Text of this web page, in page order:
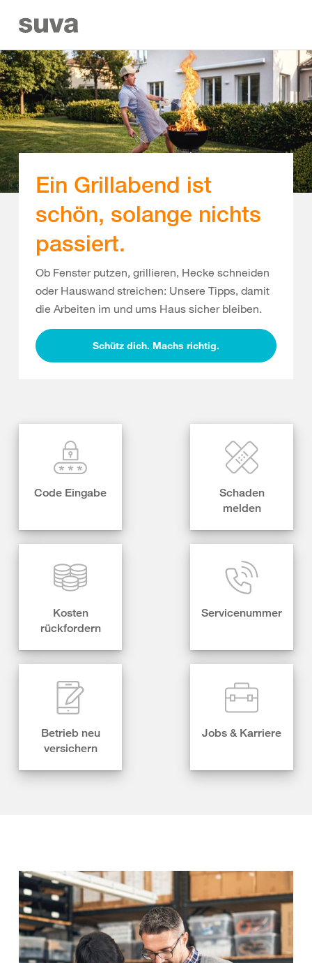
Ein Grillabend ist
schön, solange nichts
passiert.
Ob Fenster putzen, grillieren, Hecke schneiden
oder Hauswand streichen: Unsere Tipps, damit
die Arbeiten im und ums Haus sicher bleiben.
Schütz dich. Machs richtig.
Code Eingabe
Schaden
melden
Kosten
rückfordern
Servicenummer
Betrieb neu
versichern
Jobs & Karriere